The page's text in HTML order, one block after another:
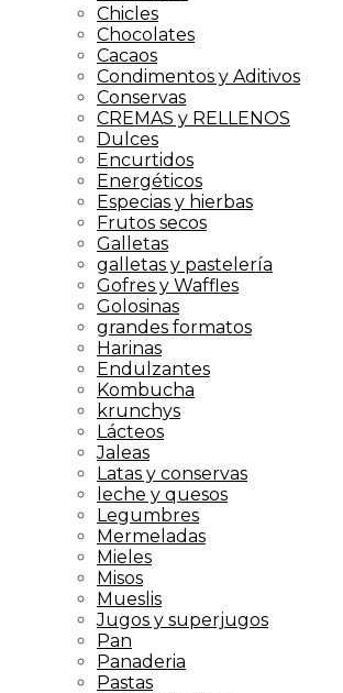
Chicles
Chocolates
Cacaos
Condimentos y Aditivos
Conservas
CREMAS y RELLENOS
Dulces
Encurtidos
Energéticos
Especias y hierbas
Frutos secos
Galletas
galletas y pastelería
Gofres y Waffles
Golosinas
grandes formatos
Harinas
Endulzantes
Kombucha
krunchys
Lácteos
Jaleas
Latas y conservas
leche y quesos
Legumbres
Mermeladas
Mieles
Misos
Mueslis
Jugos y superjugos
Pan
Panaderia
Pastas